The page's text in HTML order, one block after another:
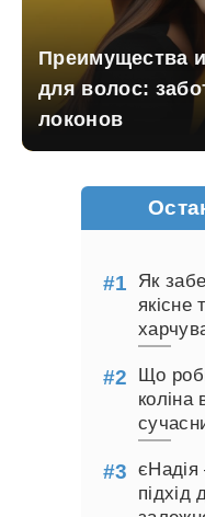
Преимущества
для волос:
локонов
Як
якісне
Що
коліна
єНадія
підхід